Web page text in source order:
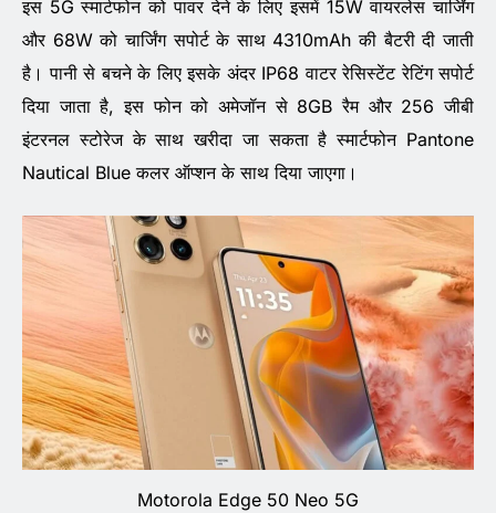
इस 5G स्मार्टफोन को पावर देने के लिए इसमें 15W वायरलेस चार्जिंग
और 68W को चार्जिंग सपोर्ट के साथ 4310mAh की बैटरी दी जाती
है। पानी से बचने के लिए इसके अंदर IP68 वाटर रेसिस्टेंट रेटिंग सपोर्ट
दिया जाता है, इस फोन को अमेजॉन से 8GB रैम और 256 जीबी
इंटरनल स्टोरेज के साथ खरीदा जा सकता है स्मार्टफोन Pantone
Nautical Blue कलर ऑप्शन के साथ दिया जाएगा।
Motorola Edge 50 Neo 5G